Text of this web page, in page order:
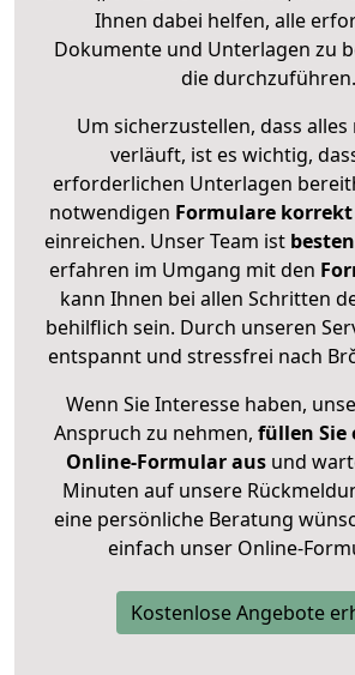
Ihnen dabei helfen, alle
Dokumente und Unterlagen zu
die durchzuführen.
Um sicherzustellen, dass
verläuft, ist es wichtig,
erforderlichen Unterlagen
notwendigen Formulare korrekt
einreichen. Unser Team ist
erfahren im Umgang mit den
kann Ihnen bei allen Schritten
behilflich sein. Durch unseren
entspannt und stressfrei nach
Wenn Sie Interesse haben,
Anspruch zu nehmen, füllen Sie
Online-Formular ausund
Minuten auf unsere
eine persönliche Beratung
einfach unser Online-
Kostenlose Angebote